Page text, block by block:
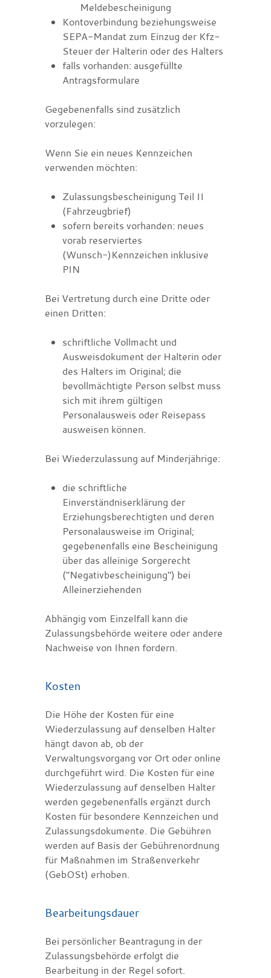
Meldebescheinigung
Kontoverbindung beziehungsweise
SEPA‐Mandat zum Einzug der Kfz‐
Steuer der Halterin oder des Halters
falls vorhanden: ausgefüllte
Antragsformulare
Gegebenenfalls sind zusätzlich
vorzulegen:
Wenn Sie ein neues Kennzeichen
verwenden möchten:
Zulassungsbescheinigung Teil II
(Fahrzeugbrief)
sofern bereits vorhanden: neues
vorab reserviertes
(Wunsch-)Kennzeichen inklusive
PIN
Bei Vertretung durch eine Dritte oder
einen Dritten:
schriftliche Vollmacht und
Ausweisdokument der Halterin oder
des Halters im Original; die
bevollmächtigte Person selbst muss
sich mit ihrem gültigen
Personalausweis oder Reisepass
ausweisen können.
Bei Wiederzulassung auf Minderjährige:
die schriftliche
Einverständniserklärung der
Erziehungsberechtigten und deren
Personalausweise im Original;
gegebenenfalls eine Bescheinigung
über das alleinige Sorgerecht
("Negativbescheinigung") bei
Alleinerziehenden
Abhängig vom Einzelfall kann die
Zulassungsbehörde weitere oder andere
Nachweise von Ihnen fordern.
Kosten
Die Höhe der Kosten für eine
Wiederzulassung auf denselben Halter
hängt davon ab, ob der
Verwaltungsvorgang vor Ort oder online
durchgeführt wird. Die Kosten für eine
Wiederzulassung auf denselben Halter
werden gegebenenfalls ergänzt durch
Kosten für besondere Kennzeichen und
Zulassungsdokumente. Die Gebühren
werden auf Basis der Gebührenordnung
für Maßnahmen im Straßenverkehr
(GebOSt) erhoben.
Bearbeitungsdauer
Bei persönlicher Beantragung in der
Zulassungsbehörde erfolgt die
Bearbeitung in der Regel sofort.